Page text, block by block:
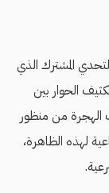
المشترك الذي
الحوار بين
الهجرة من منظور
لهذه الظاهرة،